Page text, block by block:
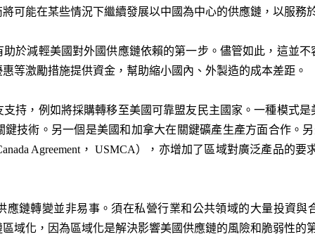
可能在某些情況下繼續發展以中國為中心的供應鏈，以服務
於減輕美國對外國供應鏈依賴的第一步。儘管如此，這並
等激勵措施提供資金，幫助縮小國內、外製造的成本差距。
持，例如將採購轉移至美國可靠盟友民主國家。一種模式
技術。另一個是美國和加拿大在關鍵礦產生產方面合作。
Agreement， USMCA），亦增加了區域對廣泛產品的
應鏈轉變並非易事。須在私營行業和公共領域的大量投資與
域化，因為區域化是解決影響美國供應鏈的風險和脆弱性的